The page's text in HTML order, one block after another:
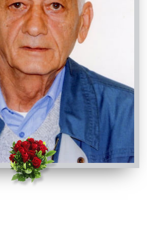
di Santa Maria
di Santa Maria
di Santa Maria
utenti
INVIA CONDOGLIANZE